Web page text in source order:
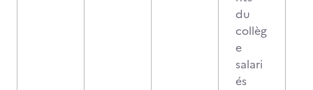
du
collèg
e
salari
és